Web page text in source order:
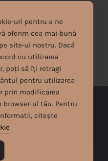
Egyed | Toate drepturile
uri pentru a ne
oferim cea mai bună
site-ul nostru. Dacă
cu utilizarea
poți să îți retragi
pentru utilizarea
prin modificarea
browser-ul tău. Pentru
citește